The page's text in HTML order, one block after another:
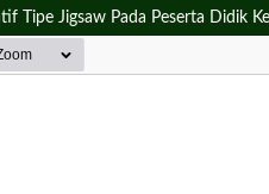
Tipe Jigsaw Pada Peserta Didik